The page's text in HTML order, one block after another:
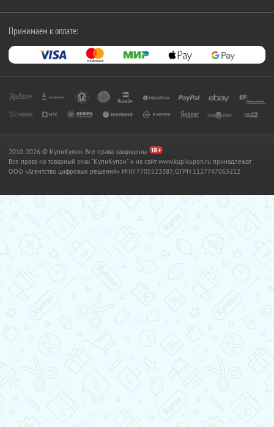
Принимаем к оплате:
2010-2026 © КупиКупон. Все права защищены.
Все права на товарный знак "КупиКупон" и на сайт www.kupikupon.ru принадлежат
OOO «Агентство цифровых решений» ИНН 7705523387, ОГРН 1127747063212